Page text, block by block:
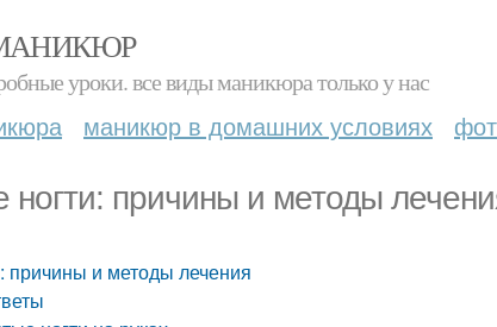
уроки. все виды маникюра только у нас
маникюр в домашних условиях
ногти: причины и методы
причины и методы лечения